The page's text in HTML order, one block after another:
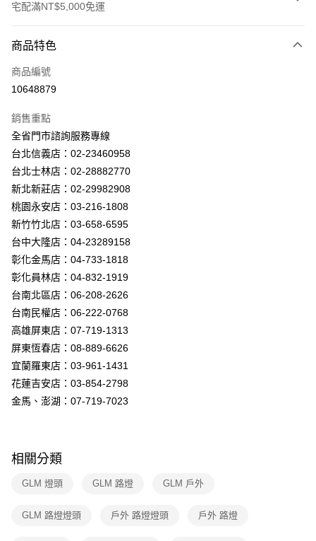
宅配滿NT$5,000免運
信用卡一次付款
LINE Pay
街口支付
悠遊付
Google Pay
全盈+PAY
AFTEE先享後付
相關說明
【關於「AFTEE先享後付」】
AFTEE先享後付是「在收到商品之後才付款」的支付方式。 讓您購物簡單
便利好安心！
１．簡單：不需註冊會員、不需綁卡、不需儲值。
３．安心：先確認商品／服務後，再付款。
【「AFTEE先享後付」結帳流程】
１．於結帳方式選擇「AFTEE先享後付」後，將跳轉至「AFTEE先享後付」
結帳頁面，進行簡訊認證並確認金額後，即可完成結帳。
２．訂單成立數日內，您將收到繳費通知簡訊。
後付繳納相關費用。
是否繳費成功／繳費後需取消欲退款等相關疑問，請聯繫「AFTEE先享後付
ATM付款
運送方式
新竹貨運宅配
商品特色
商品編號
10648879
銷售重點
全省門市諮詢服務專線
台北信義店：02-23460958
台北士林店：02-28882770
新北新莊店：02-29982908
桃園永安店：03-216-1808
新竹竹北店：03-658-6595
台中大隆店：04-23289158
彰化金馬店：04-733-1818
彰化員林店：04-832-1919
台南北區店：06-208-2626
台南民權店：06-222-0768
高雄屏東店：07-719-1313
屏東恆春店：08-889-6626
宜蘭羅東店：03-961-1431
花蓮吉安店：03-854-2798
金馬、澎湖：07-719-7023
相關分類
GLM 燈頭 GLM 路燈 GLM 戶外
GLM 路燈燈頭 戶外 路燈燈頭 戶外 路燈